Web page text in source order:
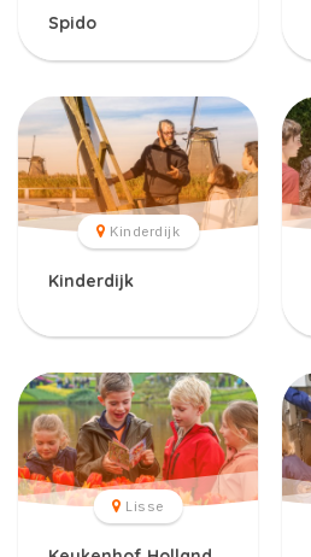
Spido
Kinderdijk
Kinderdijk
Lisse